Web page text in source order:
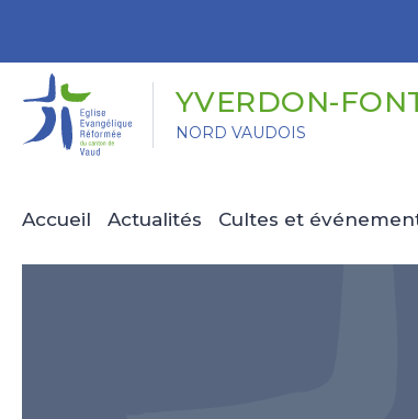
YVERDON-
NORD VAUDOIS
Accueil Actualités Cultes et